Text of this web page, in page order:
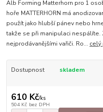
Alb Forming Matterhorn pro 1
hoře MATTERHORN má
použít jako hlubší pánev nebo
takže se při manipulaci
nejprodávanějšími vařiči. Ro... celý
Dostupnost skladem
610 Kč/ks
504 Kč bez DPH